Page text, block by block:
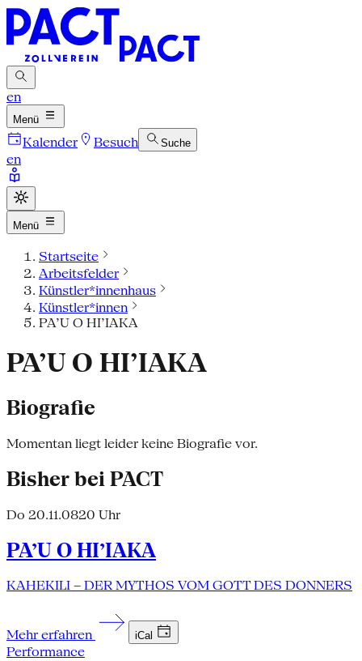
en
Menü
Kalender Besuch Suche
en
Menü
Startseite
Arbeitsfelder
Künstler*innenhaus
Künstler*innen
PA’U O HI’IAKA
PA’U O HI’IAKA
Biografie
Momentan liegt leider keine Biografie vor.
Bisher bei PACT
Do 20.11.0820 Uhr
PA’U O HI’IAKA
KAHEKILI – DER MYTHOS VOM GOTT DES DONNERS
Mehr erfahren iCal
Performance